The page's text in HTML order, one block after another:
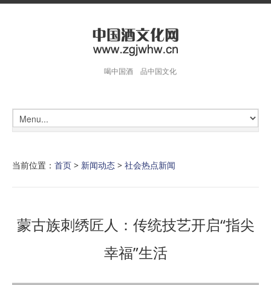
喝中国酒 品中国文化
当前位置： 首页 > 新闻动态 > 社会热点新闻
蒙古族刺绣匠人：传统技艺开启“指尖
幸福”生活